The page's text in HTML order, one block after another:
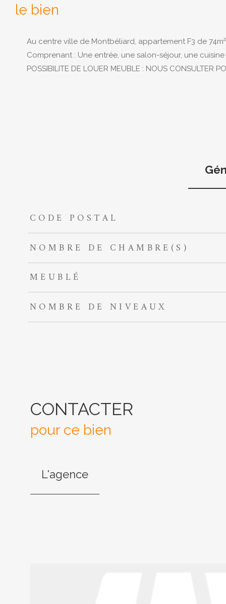
le bien
Au centre ville de Montbéliard, appartement F3 de
Comprenant : Une entrée, une salon-séjour, une
POSSIBILITE DE LOUER MEUBLE : NOUS CONSULTER
TRAD_ZEPHYR_Caracteristique
CODE POSTAL
NOMBRE DE CHAMBRE(S)
MEUBLÉ
NOMBRE DE NIVEAUX
CONTACTER
pour ce bien
L'agence